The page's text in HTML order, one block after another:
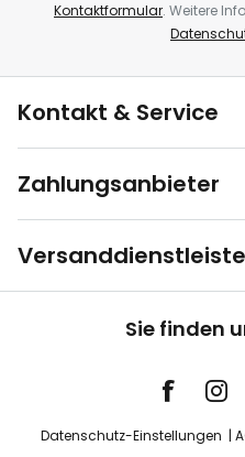
Kontaktformular. Weitere
Kontakt & Service
Zahlungsanbieter
Sie finden
Datenschutz-Einstellungen